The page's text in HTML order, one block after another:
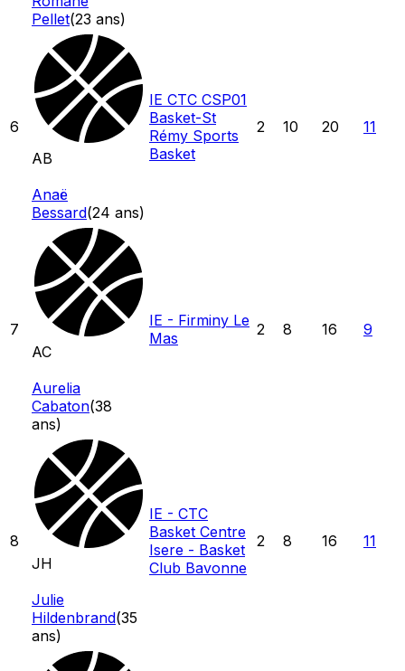
Pellet(23 ans)
6
AB
Anaë
Bessard(24 ans)
IE CTC CSP01
Basket-St
Rémy Sports
Basket
2 10 20 11
7
AC
Aurelia
Cabaton(38
ans)
IE - Firminy Le
Mas
2 8 16 9
8
JH
Julie
Hildenbrand(35
ans)
IE - CTC
Basket Centre
Isere - Basket
Club Bavonne
2 8 16 11